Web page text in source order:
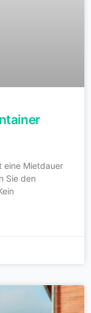
eine Mietdauer
Sie den